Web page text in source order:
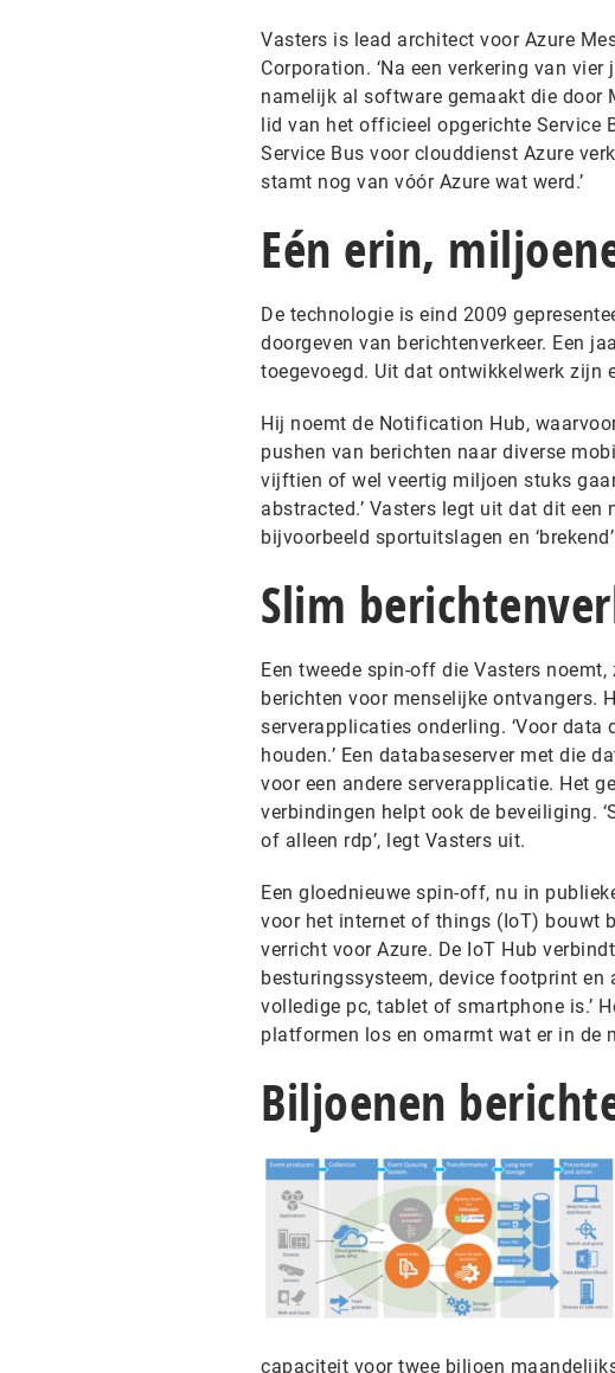
Vasters is lead architect voor Azure
Corporation. ‘Na een verkering van
namelijk al software gemaakt die door
lid van het officieel opgerichte Service
Service Bus voor clouddienst Azure
stamt nog van vóór Azure wat werd.’
Eén erin,
De technologie is eind 2009
doorgeven van berichtenverkeer. Een
toegevoegd. Uit dat ontwikkelwerk zijn
Hij noemt de Notification Hub,
pushen van berichten naar diverse
vijftien of wel veertig miljoen stuks
abstracted.’ Vasters legt uit dat dit
bijvoorbeeld sportuitslagen en
Slim
Een tweede spin-off die Vasters
berichten voor menselijke ontvangers.
serverapplicaties onderling. ‘Voor
houden.’ Een databaseserver met die
voor een andere serverapplicatie. Het
verbindingen helpt ook de beveiliging.
of alleen rdp’, legt Vasters uit.
Een gloednieuwe spin-off, nu in
voor het internet of things (IoT) bouwt
verricht voor Azure. De IoT Hub
besturingssysteem, device footprint en
volledige pc, tablet of smartphone is.’
platformen los en omarmt wat er in de
Biljoenen
capaciteit voor twee biljoen